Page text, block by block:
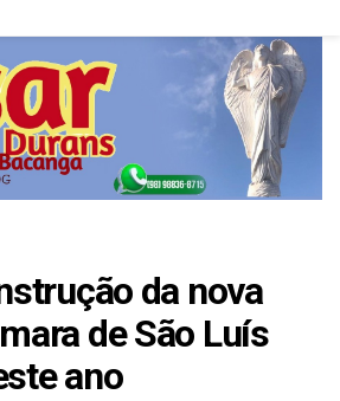
da nova
de São Luís
ano